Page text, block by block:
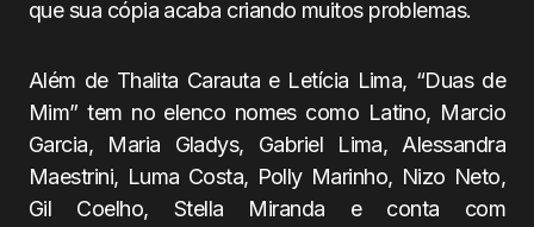
que sua cópia acaba criando muitos problemas.
Além de Thalita Carauta e Letícia Lima, “Duas de
Mim” tem no elenco nomes como Latino, Marcio
Garcia, Maria Gladys, Gabriel Lima, Alessandra
Maestrini, Luma Costa, Polly Marinho, Nizo Neto,
Gil Coelho, Stella Miranda e conta com